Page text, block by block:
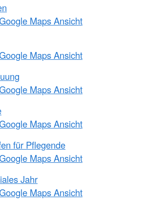
Maps Ansicht
Maps Ansicht
Maps Ansicht
Maps Ansicht
für Pflegende
Maps Ansicht
Jahr
Maps Ansicht